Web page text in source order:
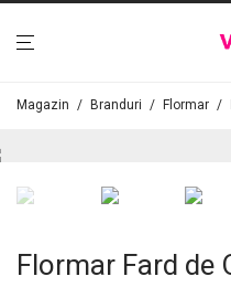
Magazin / Branduri / Flormar /
Flormar Fard de